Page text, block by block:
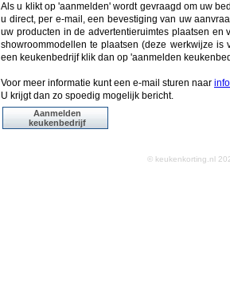
Als u klikt op 'aanmelden' wordt gevraagd om uw
u direct, per e-mail, een bevestiging van uw
uw producten in de advertentieruimtes plaatsen
showroommodellen te plaatsen (deze werkwijze
een keukenbedrijf klik dan op 'aanmelden
Voor meer informatie kunt een e-mail sturen naar
U krijgt dan zo spoedig mogelijk bericht.
Aanmelden
keukenbedrijf
© keukenkorting.nl